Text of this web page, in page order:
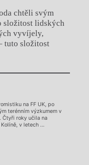
chtěli svým
složitost lidských
vyvíjely,
tuto složitost
na FF UK, po
terénním výzkumem v
Čtyři roky učila na
v letech ...